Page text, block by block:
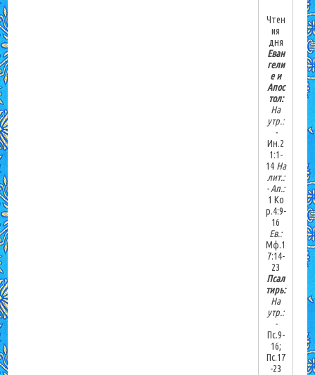
Чтен
ия
дня
Еван
гели
е и
Апос
тол:
На
утр.:
-
Ин.2
1:1-
14На
лит.:
-Ап.:
1 Ко
р.4:9-
16
Ев.:
Мф.1
7:14-
23
Псал
тирь:
На
утр.:
-
Пс.9-
16;
Пс.17
-23